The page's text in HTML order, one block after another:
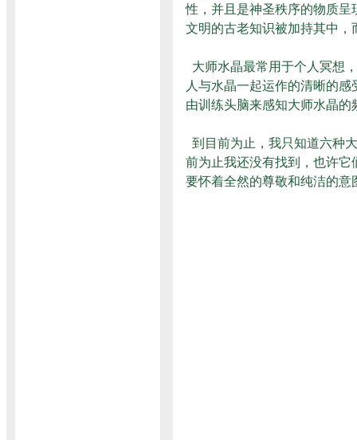
性，并且是神圣秩序的物质呈
文明的古老知识被加持其中，
大师水晶最常用于个人冥想
人与水晶一起运作的清晰的
由训练头脑来感知大师水晶
到目前为止，我只知道六种
前为止我还没有找到，也许
要怀着全然的尊敬和纯洁的